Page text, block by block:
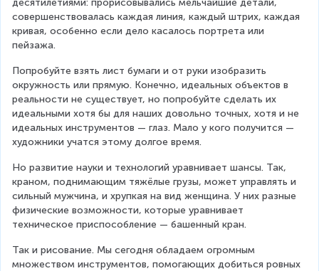
совершенствовалась каждая линия, каждый штрих, каждая
кривая, особенно если дело касалось портрета или
пейзажа.
Попробуйте взять лист бумаги и от руки изобразить
окружность или прямую. Конечно, идеальных объектов в
реальности не существует, но попробуйте сделать их
идеальными хотя бы для наших довольно точных, хотя и не
идеальных инструментов — глаз. Мало у кого получится —
художники учатся этому долгое время.
Но развитие науки и технологий уравнивает шансы. Так,
краном, поднимающим тяжёлые грузы, может управлять и
сильный мужчина, и хрупкая на вид женщина. У них разные
физические возможности, которые уравнивает
техническое приспособление — башенный кран.
Так и рисование. Мы сегодня обладаем огромным
множеством инструментов, помогающих добиться ровных